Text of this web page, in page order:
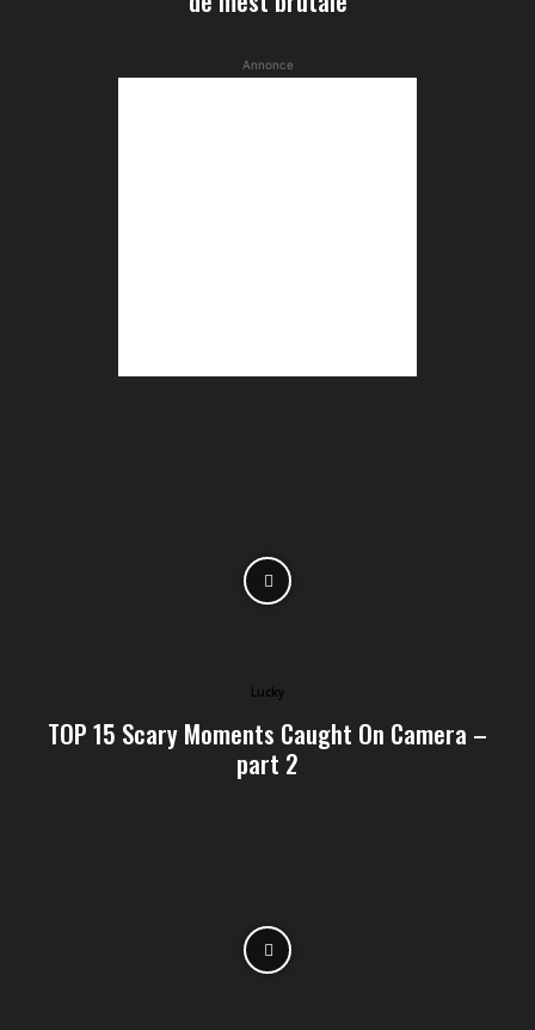
Annonce
Lucky
TOP 15 Scary Moments Caught On Camera –
part 2